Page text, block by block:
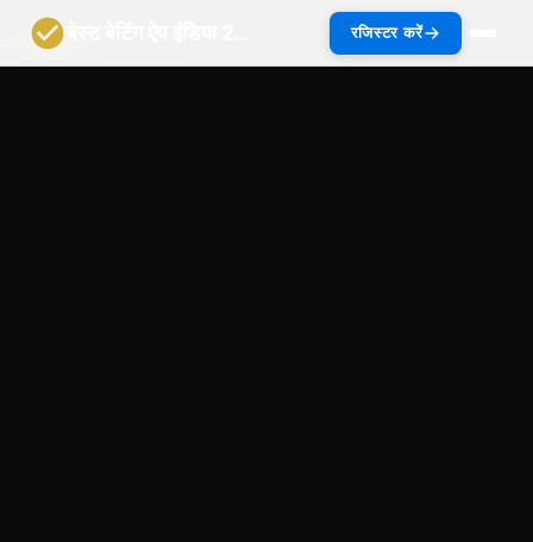
सामग्री पर जाएं
रजिस्टर करें